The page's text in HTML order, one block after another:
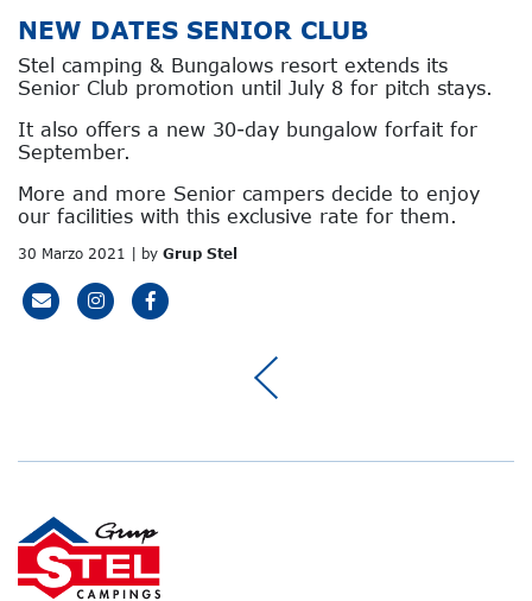
NEW DATES SENIOR CLUB
Stel camping & Bungalows resort extends its
Senior Club promotion until July 8 for pitch stays.
It also offers a new 30-day bungalow forfait for
September.
More and more Senior campers decide to enjoy
our facilities with this exclusive rate for them.
30 Marzo 2021 | by Grup Stel